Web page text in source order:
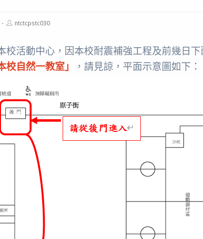
Postntctcpstc030
校活動中心，因本校耐震補強工程及前幾日
校自然一教室」 ，請見諒，平面示意圖如下：